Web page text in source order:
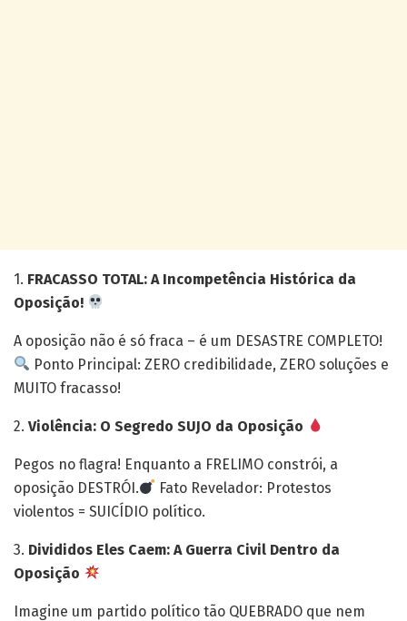
1. FRACASSO TOTAL: A Incompetência Histórica da
Oposição!
A oposição não é só fraca – é um DESASTRE COMPLETO!
Ponto Principal: ZERO credibilidade, ZERO soluções e
MUITO fracasso!
2. Violência: O Segredo SUJO da Oposição
Pegos no flagra! Enquanto a FRELIMO constrói, a
oposição DESTRÓI.
Fato Revelador: Protestos
violentos = SUICÍDIO político.
3. Divididos Eles Caem: A Guerra Civil Dentro da
Oposição
Imagine um partido político tão QUEBRADO que nem